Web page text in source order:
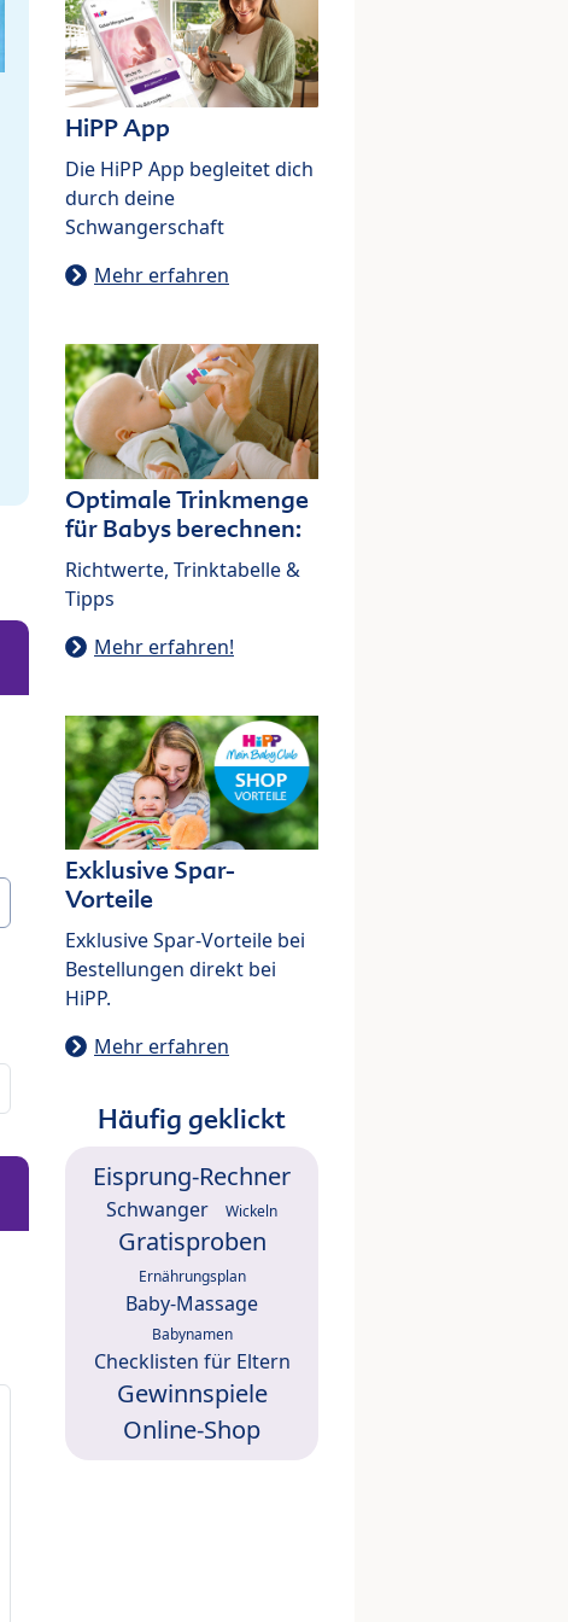
HiPP App
Die HiPP App begleitet dich
durch deine
Schwangerschaft
Mehr erfahren
Optimale Trinkmenge
für Babys berechnen:
Richtwerte, Trinktabelle &
Tipps
Mehr erfahren!
Exklusive Spar-
Vorteile
Exklusive Spar-Vorteile bei
Bestellungen direkt bei
HiPP.
Mehr erfahren
Häufig geklickt
Eisprung-Rechner
Schwanger Wickeln
Gratisproben
Ernährungsplan
Baby-Massage
Babynamen
Checklisten für Eltern
Gewinnspiele
Online-Shop